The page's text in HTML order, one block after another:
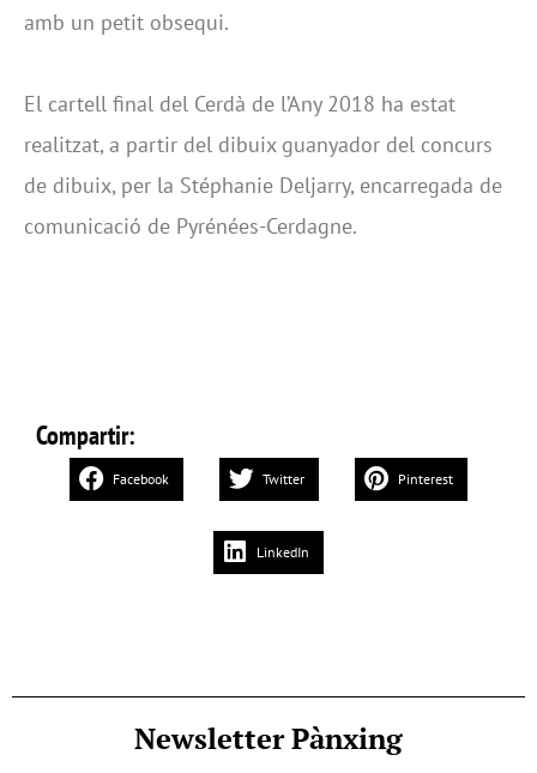
amb un petit obsequi.
El cartell final del Cerdà de l’Any 2018 ha estat
realitzat, a partir del dibuix guanyador del concurs
de dibuix, per la Stéphanie Deljarry, encarregada de
comunicació de Pyrénées-Cerdagne.
Compartir:
Facebook Twitter Pinterest
LinkedIn
Newsletter Pànxing